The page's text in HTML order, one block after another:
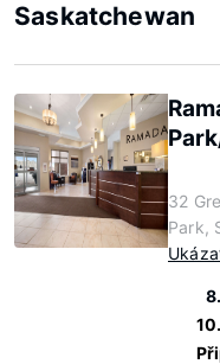
Saskatchewan
32
Park,